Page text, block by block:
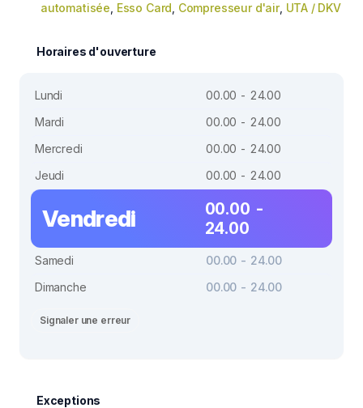
automatisée Esso Card Compresseur d'air, UTA / DKV
Horaires d'ouverture
Lundi
00.00 - 24.00
Mardi
00.00 - 24.00
Mercredi
00.00 - 24.00
Jeudi
00.00 - 24.00
Vendredi
00.00 -
24.00
Samedi
00.00 - 24.00
Dimanche
00.00 - 24.00
Signaler une erreur
Exceptions